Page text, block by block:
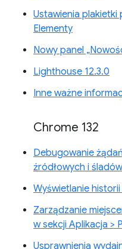
Ustawienia plakietki
Elementy
Nowy panel
Lighthouse 12.3.0
Inne ważne
Chrome 132
Debugowanie
źródłowych i
Wyświetlanie
Zarządzanie
w sekcji Aplikacja >
Usprawnienia